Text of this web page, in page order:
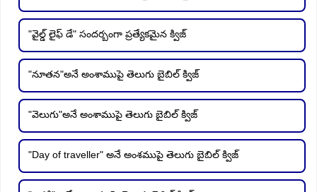
"వైల్డ్ లైఫ్ డే" సందర్బంగా ప్రత్యేకమైన క్విజ్
"నూతన"అనే అంశాముపై తెలుగు బైబిల్ క్విజ్
"వెలుగు"అనే అంశాముపై తెలుగు బైబిల్ క్విజ్
"Day of traveller" అనే అంశముపై తెలుగు బైబిల్ క్విజ్